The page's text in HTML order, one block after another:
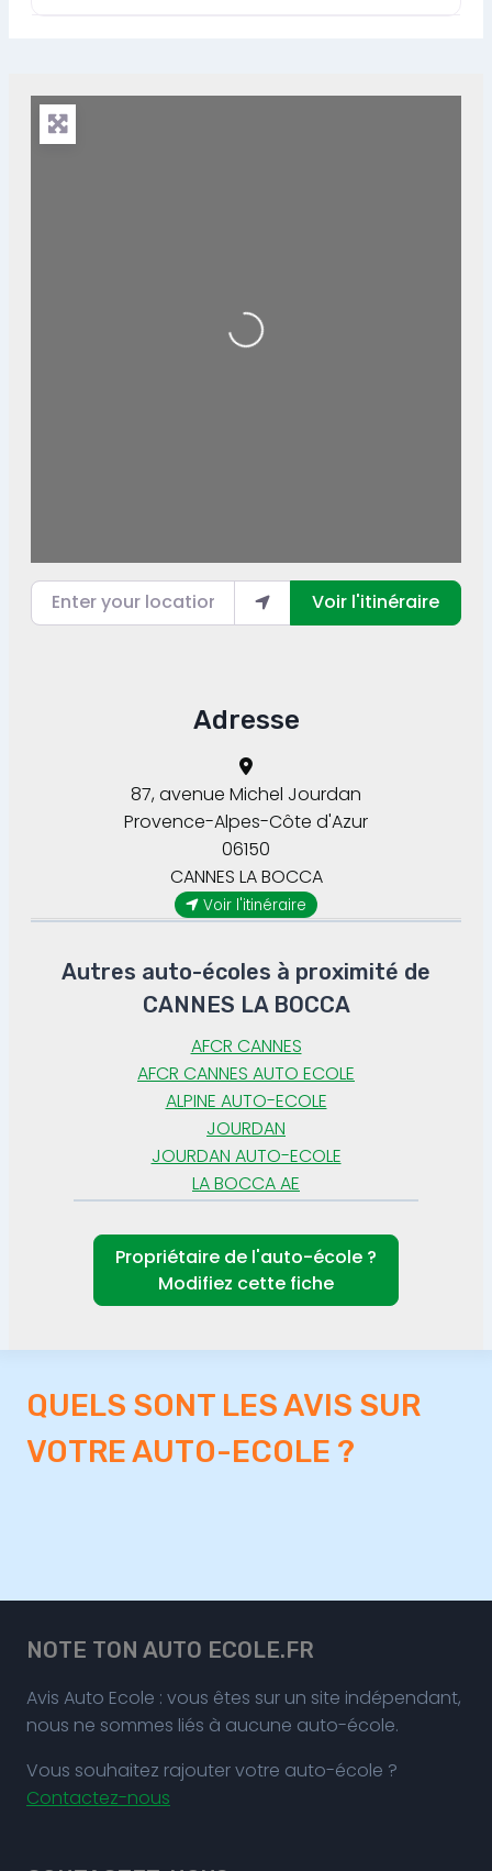
Loading...
Enter your location
Voir l'itinéraire
Adresse
87, avenue Michel Jourdan
CANNES LA BOCCA
Provence-Alpes-Côte d'Azur
06150
Voir l'itinéraire
Autres auto-écoles à proximité de
CANNES LA BOCCA
AFCR CANNES
AFCR CANNES AUTO ECOLE
ALPINE AUTO-ECOLE
JOURDAN
JOURDAN AUTO-ECOLE
LA BOCCA AE
Propriétaire de l'auto-école ?
Modifiez cette fiche
QUELS SONT LES AVIS SUR
VOTRE AUTO-ECOLE ?
NOTE TON AUTO ECOLE.FR
Avis Auto Ecole : vous êtes sur un site indépendant,
nous ne sommes liés à aucune auto-école.
Vous souhaitez rajouter votre auto-école ?
Contactez-nous